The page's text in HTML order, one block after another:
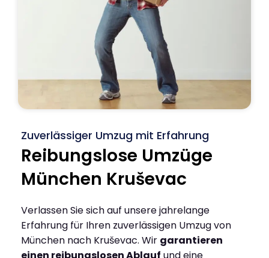
Zuverlässiger Umzug mit Erfahrung
Reibungslose Umzüge
München Kruševac
Verlassen Sie sich auf unsere jahrelange
Erfahrung für Ihren zuverlässigen Umzug von
München nach Kruševac. Wir garantieren
einen reibungslosen Ablauf und eine